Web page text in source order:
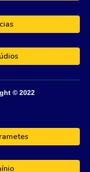
© 2022